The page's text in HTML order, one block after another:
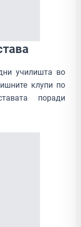
училишта во
клупи по
поради